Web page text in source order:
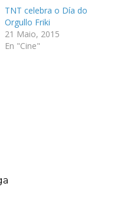
TNT celebra o Día do
Orgullo Friki
21 Maio, 2015
En "Cine"